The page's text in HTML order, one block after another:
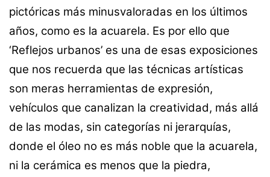
pictóricas más minusvaloradas en los últimos
años, como es la acuarela. Es por ello que
‘Reflejos urbanos’ es una de esas exposiciones
que nos recuerda que las técnicas artísticas
son meras herramientas de expresión,
vehículos que canalizan la creatividad, más allá
de las modas, sin categorías ni jerarquías,
donde el óleo no es más noble que la acuarela,
ni la cerámica es menos que la piedra,